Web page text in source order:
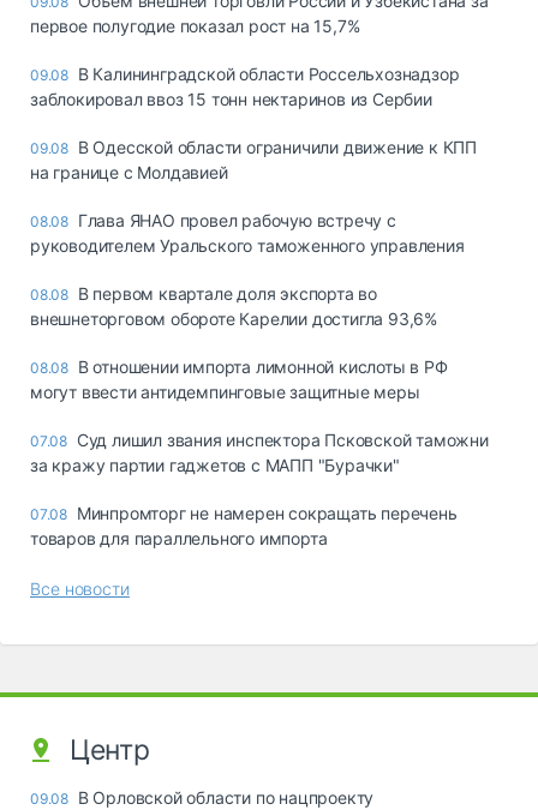
первое полугодие показал рост на 15,7%
09.08 В Калининградской области Россельхознадзор
заблокировал ввоз 15 тонн нектаринов из Сербии
09.08 В Одесской области ограничили движение к КПП
на границе с Молдавией
08.08 Глава ЯНАО провел рабочую встречу с
руководителем Уральского таможенного управления
08.08 В первом квартале доля экспорта во
внешнеторговом обороте Карелии достигла 93,6%
08.08 В отношении импорта лимонной кислоты в РФ
могут ввести антидемпинговые защитные меры
07.08 Суд лишил звания инспектора Псковской таможни
за кражу партии гаджетов с МАПП "Бурачки"
07.08 Минпромторг не намерен сокращать перечень
товаров для параллельного импорта
Все новости
Центр
09.08 В Орловской области по нацпроекту